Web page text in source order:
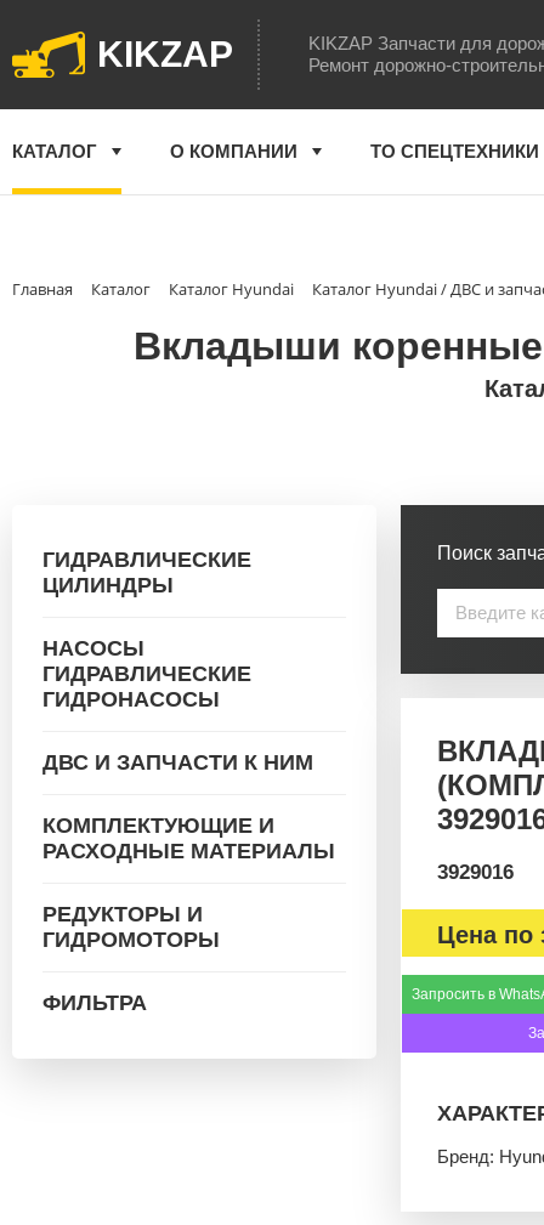
KIKZAP
KIKZAP Запчасти для
Ремонт дорожно-
КАТАЛОГ О КОМПАНИИ ТО СПЕЦТЕХНИКИ
Главная Каталог Каталог Hyundai Каталог Hyundai / ДВС и
Вкладыши коренные
ГИДРАВЛИЧЕСКИЕ
ЦИЛИНДРЫ
НАСОСЫ
ГИДРАВЛИЧЕСКИЕ
ГИДРОНАСОСЫ
ДВС И ЗАПЧАСТИ К НИМ
КОМПЛЕКТУЮЩИЕ И
РАСХОДНЫЕ МАТЕРИАЛЫ
РЕДУКТОРЫ И
ГИДРОМОТОРЫ
ФИЛЬТРА
Поиск
3929016
Цена по
Запросить в
Бренд: